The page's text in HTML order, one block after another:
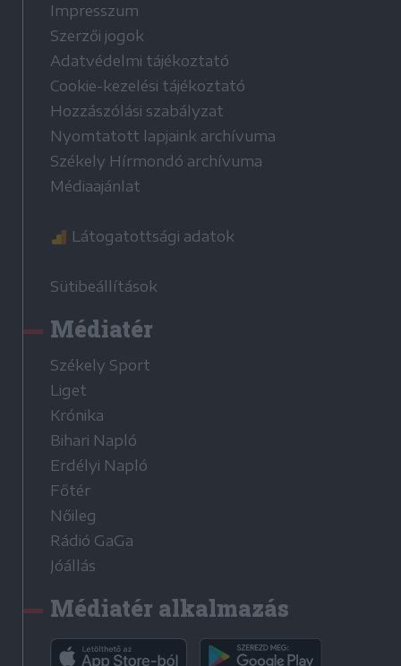
Impresszum
Szerzői jogok
Adatvédelmi tájékoztató
Cookie-kezelési tájékoztató
Hozzászólási szabályzat
Nyomtatott lapjaink archívuma
Székely Hírmondó archívuma
Médiaajánlat
Látogatottsági adatok
Sütibeállítások
Médiatér
Székely Sport
Liget
Krónika
Bihari Napló
Erdélyi Napló
Főtér
Nőileg
Rádió GaGa
Jóállás
Médiatér alkalmazás